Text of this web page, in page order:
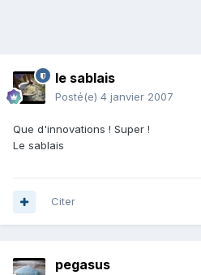
le sablais
Posté(e) 4 janvier 2007
Que d'innovations ! Super !
Le sablais
Citer
pegasus